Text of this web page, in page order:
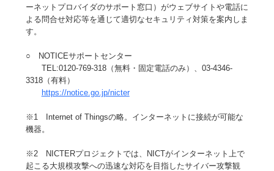
ーネットプロバイダのサポート窓口）がウェブサイトや電話に
よる問合せ対応等を通じて適切なセキュリティ対策を案内しま
す。
○ NOTICEサポートセンター
TEL:0120-769-318（無料・固定電話のみ）、03-4346-
3318（有料）
https://notice.go.jp/nicter
※1 Internet of Thingsの略。インターネットに接続が可能な
機器。
※2 NICTERプロジェクトでは、NICTがインターネット上で
起こる大規模攻撃への迅速な対応を目指したサイバー攻撃観